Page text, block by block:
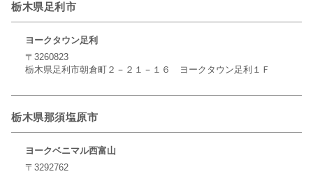
栃木県足利市
ヨークタウン足利
〒3260823
栃木県足利市朝倉町２－２１－１６ ヨークタウン足利１Ｆ
栃木県那須塩原市
ヨークベニマル西富山
〒3292762